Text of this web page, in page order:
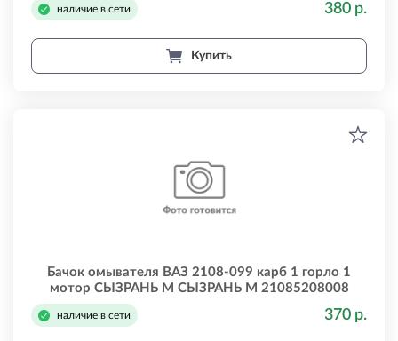
наличие в сети 380 р.
Купить
Бачок омывателя ВАЗ 2108-099 карб 1 горло 1
мотор СЫЗРАНЬ М СЫЗРАНЬ М 21085208008
наличие в сети 370 р.